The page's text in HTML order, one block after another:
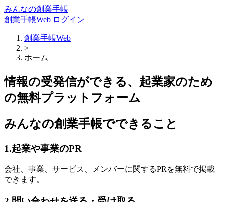
みんなの創業手帳
創業手帳Web ログイン
創業手帳Web
>
ホーム
情報の受発信ができる、起業家のため
の無料プラットフォーム
みんなの創業手帳でできること
1.起業や事業のPR
会社、事業、サービス、メンバーに関するPRを無料で掲載
できます。